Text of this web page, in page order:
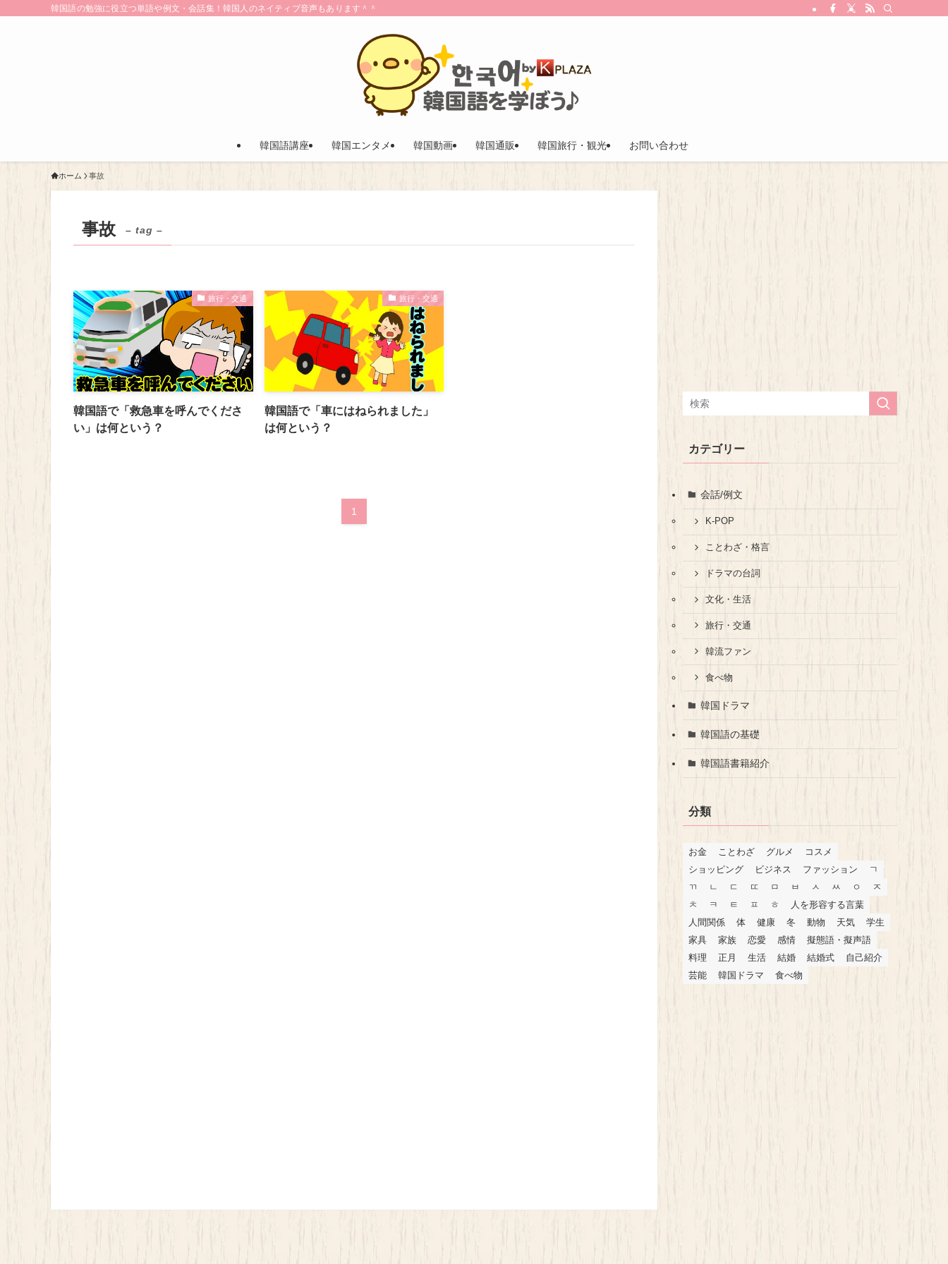
韓国語の勉強に役立つ単語や例文・会話集！韓国人のネイティブ音声もあります＾＾
韓国語講座 韓国エンタメ 韓国動画 韓国通販 韓国旅行・観光 お問い合わせ
ホーム 事故
事故 – tag –
旅行・交通
韓国語で「救急車を呼んでくださ
い」は何という？
旅行・交通
韓国語で「車にはねられました」
は何という？
1
カテゴリー
会話/例文
K-POP
ことわざ・格言
ドラマの台詞
文化・生活
旅行・交通
韓流ファン
食べ物
韓国ドラマ
韓国語の基礎
韓国語書籍紹介
分類
お金 ことわざ グルメ
コスメ
ショッピング
ビジネス ファッション
ㄱ
ㄲ
ㄴ ㄷ ㄸ ㅁ ㅂ ㅅ ㅆ ㅇ
ㅈ
ㅊ
ㅋ ㅌ ㅍ ㅎ
人を形容する言葉
人間関係
体 健康 冬 動物 天気
学生
家具
家族 恋愛 感情
擬態語・擬声語
料理
正月 生活 結婚 結婚式
自己紹介
芸能
韓国ドラマ 食べ物